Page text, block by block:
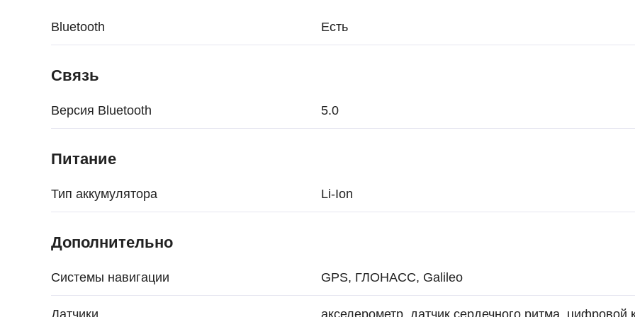
Bluetooth Есть
Связь
Версия Bluetooth 5.0
Питание
Тип аккумулятора Li-Ion
Дополнительно
Системы навигации GPS, ГЛОНАСС, Galileo
Датчики акселерометр, датчик сердечного ритма, цифровой